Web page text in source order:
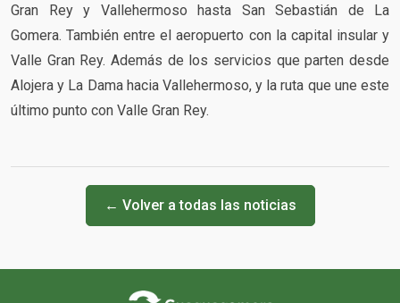
Gran Rey y Vallehermoso hasta San Sebastián de La
Gomera. También entre el aeropuerto con la capital insular y
Valle Gran Rey. Además de los servicios que parten desde
Alojera y La Dama hacia Vallehermoso, y la ruta que une este
último punto con Valle Gran Rey.
← Volver a todas las noticias